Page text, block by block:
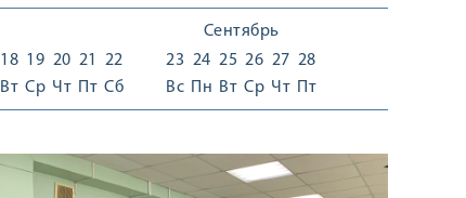
18
Вт
19
Ср
20
Чт
21
Пт
22
Сб
Сентябрь
23
Вс
24
Пн
25
Вт
26
Ср
27
Чт
28
Пт